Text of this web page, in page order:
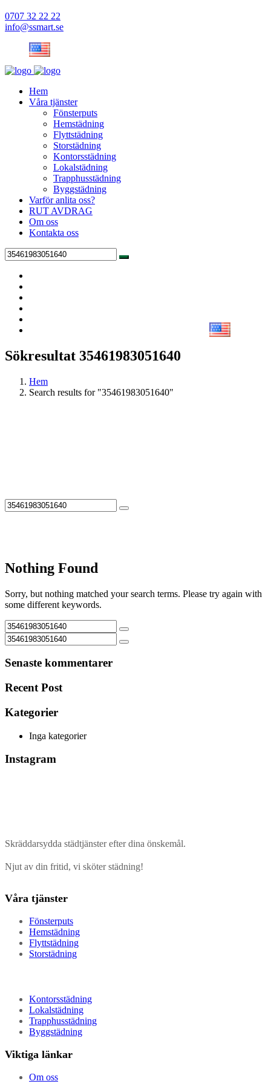
0707 32 22 22
info@ssmart.se
Hem
Våra tjänster
Fönsterputs
Hemstädning
Flyttstädning
Storstädning
Kontorsstädning
Lokalstädning
Trapphusstädning
Byggstädning
Varför anlita oss?
RUT AVDRAG
Om oss
Kontakta oss
Sökresultat 35461983051640
Hem
Search results for "35461983051640"
Nothing Found
Sorry, but nothing matched your search terms. Please try again with
some different keywords.
Senaste kommentarer
Recent Post
Kategorier
Inga kategorier
Instagram
Skräddarsydda städtjänster efter dina önskemål.
Njut av din fritid, vi sköter städning!
Våra tjänster
Fönsterputs
Hemstädning
Flyttstädning
Storstädning
Kontorsstädning
Lokalstädning
Trapphusstädning
Byggstädning
Viktiga länkar
Om oss